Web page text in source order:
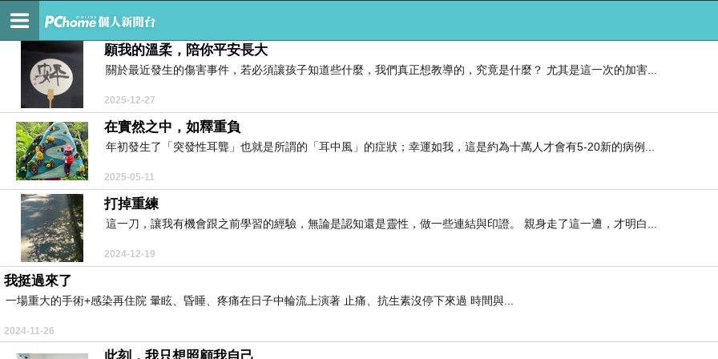
同嚮山林
願我的溫柔，陪你平安長大
關於最近發生的傷害事件，若必須讓孩子知道些什麼，我們真正想教導的，究竟是什麼？ 尤其是這一次的加害...
2025-12-27
在實然之中，如釋重負
年初發生了「突發性耳聾」也就是所謂的「耳中風」的症狀；幸運如我，這是約為十萬人才會有5-20新的病例...
2025-05-11
打掉重練
這一刀，讓我有機會跟之前學習的經驗，無論是認知還是靈性，做一些連結與印證。 親身走了這一遭，才明白...
2024-12-19
我挺過來了
一場重大的手術+感染再住院 暈眩、昏睡、疼痛在日子中輪流上演著 止痛、抗生素沒停下來過 時間與...
2024-11-26